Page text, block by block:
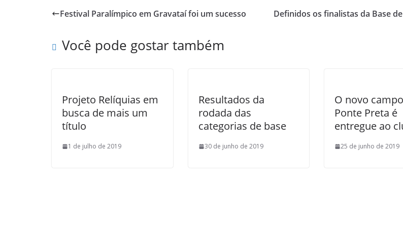
p
a
l
Festival Paralímpico em Gravataí foi um sucesso Definidos os finalistas da Base
Você pode gostar também
Projeto Relíquias em
busca de mais um
título
1 de julho de 2019
Resultados da
rodada das
categorias de base
30 de junho de 2019
O novo
Ponte Preta é
entregue ao
25 de junho de 2019